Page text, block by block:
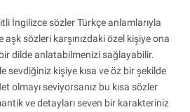
İngilizce sözler Türkçe anlamlarıyla
sözleri karşınızdaki özel kişiye ona
dilde anlatabilmenizi sağlayabilir.
sevdiğiniz kişiye kısa ve öz bir şekilde
olmayı seviyorsanız bu kısa sözler
ve detayları seven bir karakteriniz